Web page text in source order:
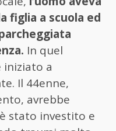
figlia a scuola ed
In quel
iniziato a
Il 44enne,
avrebbe
stato investito e